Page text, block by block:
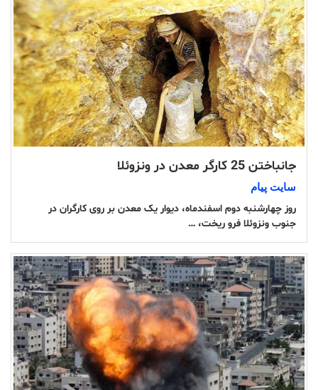
جانباختن 25 کارگر معدن در ونزوئلا
سایت پیام
روز چهارشنبه دوم اسفندماه، دیوار یک معدن بر روی کارگران در
جنوب ونزوئلا فرو ریخت، …